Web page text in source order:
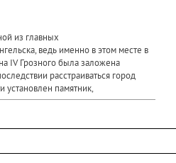
из главных
ведь именно в этом месте в
IV Грозного была заложена
расстраиваться город
установлен памятник,